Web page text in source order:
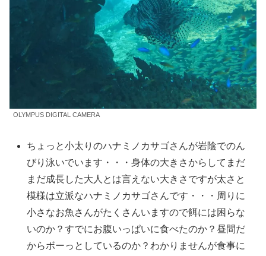
OLYMPUS DIGITAL CAMERA
ちょっと小太りのハナミノカサゴさんが岩陰でのん
びり泳いでいます・・・身体の大きさからしてまだ
まだ成長した大人とは言えない大きさですが太さと
模様は立派なハナミノカサゴさんです・・・周りに
小さなお魚さんがたくさんいますので餌には困らな
いのか？すでにお腹いっぱいに食べたのか？昼間だ
からボーっとしているのか？わかりませんが食事に